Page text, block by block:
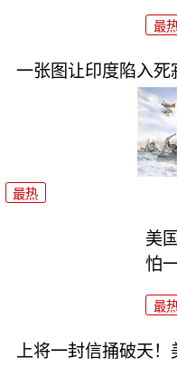
最
一张图让印度陷入死
最热
美
怕
最
上将一封信捅破天